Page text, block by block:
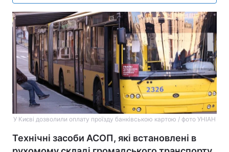
У Києві дозволили оплату проїзду банківською картою / фото УНІАН
Технічні засоби АСОП, які встановлені в